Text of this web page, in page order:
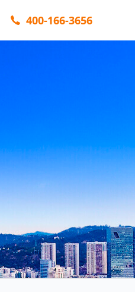
400-166-3656